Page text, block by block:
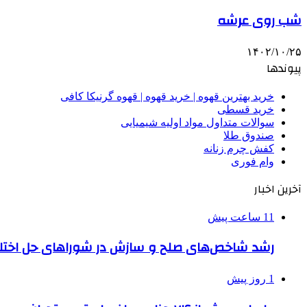
شب روی عرشه
۱۴۰۲/۱۰/۲۵
پیوندها
خرید بهترین قهوه | خرید قهوه | قهوه گرنیکا کافی
خرید قسطی
سوالات متداول مواد اولیه شیمیایی
صندوق طلا
کفش چرم زنانه
وام فوری
آخرین اخبار
11 ساعت پیش
رشد شاخص‌های صلح و سازش در شوراهای حل
1 روز پیش